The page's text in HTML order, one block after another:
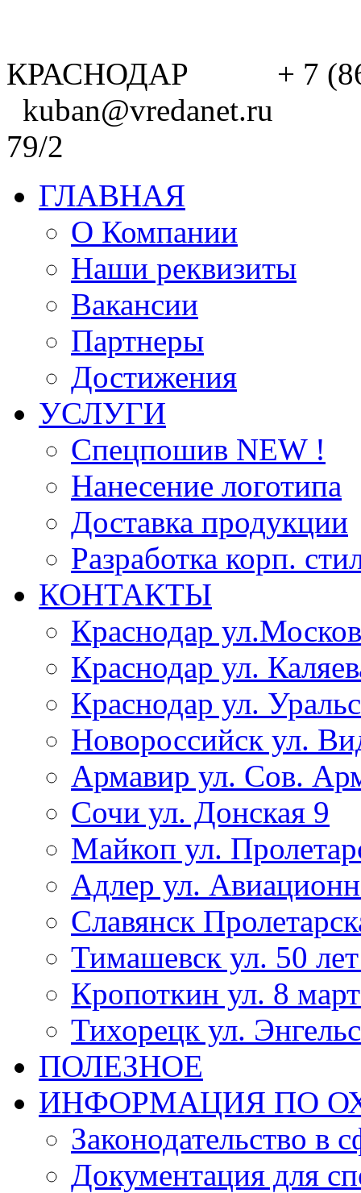
КРАСНОДАР + 7
kuban@vredanet.ru г.
79/2
ГЛАВНАЯ
О Компании
Наши реквизиты
Вакансии
Партнеры
Достижения
УСЛУГИ
Спецпошив NEW !
Нанесение логотипа
Доставка продукции
Разработка корп.
КОНТАКТЫ
Краснодар
Краснодар ул.
Краснодар ул.
Новороссийск ул.
Армавир ул. Сов.
Сочи ул. Донская 9
Майкоп ул.
Адлер ул.
Славянск
Тимашевск ул. 50
Кропоткин ул. 8
Тихорецк ул.
ПОЛЕЗНОЕ
ИНФОРМАЦИЯ ПО
Законодательство в
Документация для